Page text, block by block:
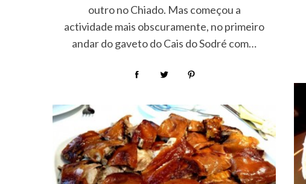
outro no Chiado. Mas começou a
actividade mais obscuramente, no primeiro
andar do gaveto do Cais do Sodré com…